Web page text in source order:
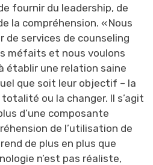
fournir du leadership, de
la compréhension. « Nous
de services de counseling
méfaits et nous voulons
établir une relation saine
que soit leur objectif – la
ou la changer. Il s’agit
d’une composante
de l’utilisation de
de plus en plus que
n’est pas réaliste,